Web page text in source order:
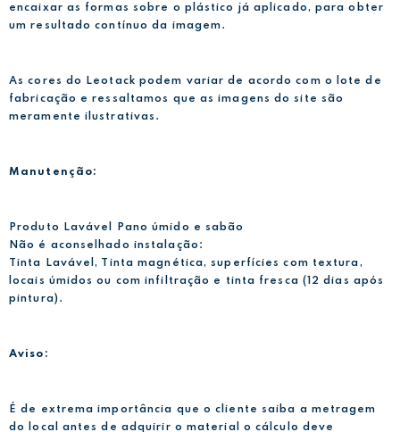
encaixar as formas sobre o plástico já aplicado, para obter
um resultado contínuo da imagem.
As cores do Leotack podem variar de acordo com o lote de
fabricação e ressaltamos que as imagens do site são
meramente ilustrativas.
Manutenção:
Produto Lavável Pano úmido e sabão
Não é aconselhado instalação:
Tinta Lavável, Tinta magnética, superfícies com textura,
locais úmidos ou com infiltração e tinta fresca (12 dias após
pintura).
Aviso:
É de extrema importância que o cliente saiba a metragem
do local antes de adquirir o material o cálculo deve